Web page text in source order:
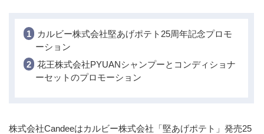
カルビー株式会社堅あげポテト25周年記念プロモ
ーション
花王株式会社PYUANシャンプーとコンディショナ
ーセットのプロモーション
株式会社Candeeはカルビー株式会社「堅あげポテト」発売25